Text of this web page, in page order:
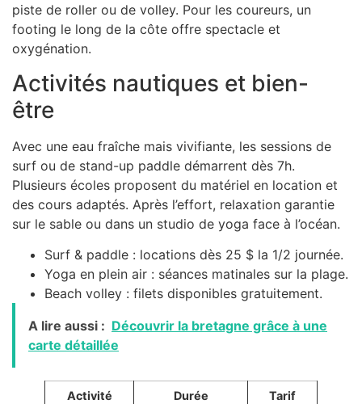
piste de roller ou de volley. Pour les coureurs, un
footing le long de la côte offre spectacle et
oxygénation.
Activités nautiques et bien-
être
Avec une eau fraîche mais vivifiante, les sessions de
surf ou de stand-up paddle démarrent dès 7h.
Plusieurs écoles proposent du matériel en location et
des cours adaptés. Après l’effort, relaxation garantie
sur le sable ou dans un studio de yoga face à l’océan.
Surf & paddle : locations dès 25 $ la 1/2 journée.
Yoga en plein air : séances matinales sur la plage.
Beach volley : filets disponibles gratuitement.
A lire aussi : Découvrir la bretagne grâce à une
carte détaillée
Activité Durée Tarif